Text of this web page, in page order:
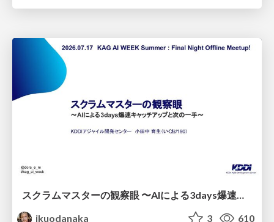
スクラムマスターの観察眼 〜AIによる3days爆速キャッチアップと次の一手〜/The Scrum Master's Insight: Lightning-Fast 3-Day Catch-Up with AI and the Next Move
ikuodanaka
3 610